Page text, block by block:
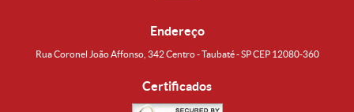
Endereço
Rua Coronel João Affonso, 342 Centro - Taubaté - SP CEP 12080-360
Certificados